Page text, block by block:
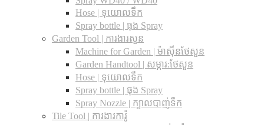
Hose | ទុយោលទឹក
Spray bottle | ធុង Spray
Garden Tool | ការងារសួន
Machine for Garden | ម៉ាស៊ីនថែសួន
Garden Handtool | សម្ភារ:ថែសួន
Hose | ទុយោលទឹក
Spray bottle | ធុង Spray
Spray Nozzle | ក្បាលបាញ់ទឹក
Tile Tool | ការងារការ៉ូ